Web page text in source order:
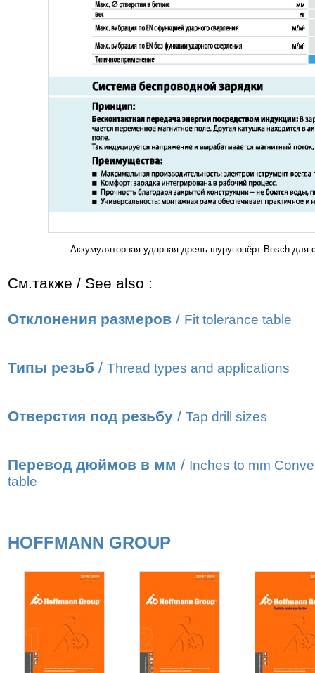
Аккумуляторная ударная дрель-шуруповёрт Bosch
См.также / See also :
Отклонения размеров / Fit tolerance table
Типы резьб / Thread types and applications
Отверстия под резьбу / Tap drill sizes
Перевод дюймов в мм / Inches to mm
table
HOFFMANN GROUP